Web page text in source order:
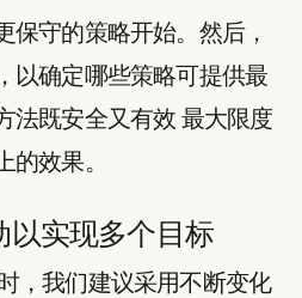
保守的策略开始。然后，
以确定哪些策略可提供最
法既安全又有效 最大限度
效果。
以实现多个目标
，我们建议采用不断变化